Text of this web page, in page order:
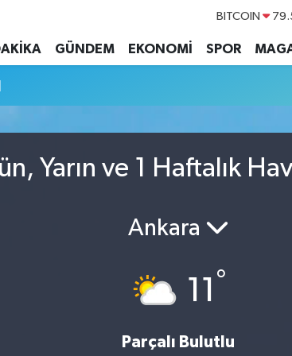
BITCOIN
DOLAR
G.ALTIN
BİST100
GÜNDEM EKONOMİ SPOR
Yarın ve 1 Haftalık
Ankara
11 °
Parçalı Bulutlu